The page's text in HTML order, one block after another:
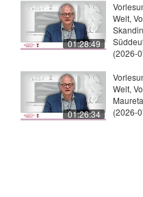
01:28:49
Welt,
(2026-
01:26:34
Welt,
(2026-